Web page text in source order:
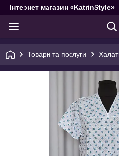
Інтернет магазин «KatrinStyle»
Товари та послуги